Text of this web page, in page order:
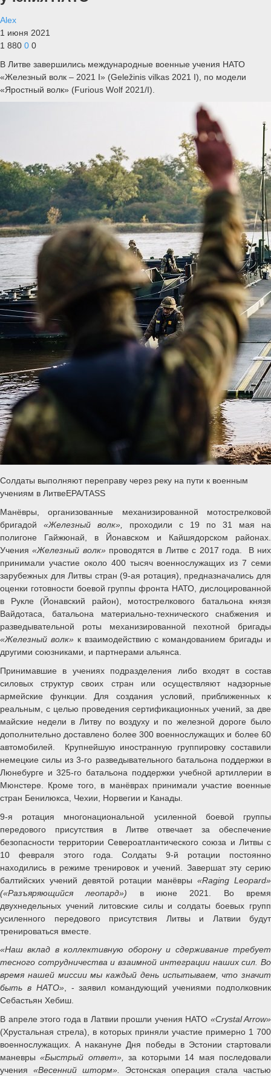
Alex
1 июня 2021
1 880 0 0
В Литве завершились международные военные учения НАТО
«Железный волк – 2021 I» (Geležinis vilkas 2021 I), по модели
«Яростный волк» (Furious Wolf 2021/I).
Солдаты выполняют переправу через реку на пути к военным
учениям в ЛитвеEPA/TASS
Манёвры, организованные механизированной мотострелковой
бригадой «Железный волк»,
проходили с 19 по 31 мая на
полигоне Гайжюнай, в Йонавском и Кайшядорском районах.
Учения «Железный волк»проводятся в Литве с 2017 года. В них
принимали участие около 400 тысяч военнослужащих из 7 семи
зарубежных для Литвы стран (9-ая ротация), предназначались для
оценки готовности боевой группы фронта НАТО, дислоцированной
в Рукле (Йонавский район), мотострелкового батальона князя
Вайдотаса, батальона материально-технического снабжения и
разведывательной роты механизированной пехотной бригады
«Железный волк»к взаимодействию с командованием бригады и
другими союзниками, и партнерами альянса.
Принимавшие в учениях подразделения либо входят в состав
силовых структур своих стран или осуществляют надзорные
армейские функции. Для создания условий, приближенных к
реальным, с целью проведения сертификационных учений, за две
майские недели в Литву по воздуху и по железной дороге было
дополнительно доставлено более 300 военнослужащих и более 60
автомобилей. Крупнейшую иностранную группировку составили
немецкие силы из 3-го разведывательного батальона поддержки в
Люнебурге и 325-го батальона поддержки учебной артиллерии в
Мюнстере. Кроме того, в манёврах принимали участие военные
стран Бенилюкса, Чехии, Норвегии и Канады.
9-я ротация многонациональной усиленной боевой группы
передового присутствия в Литве отвечает за обеспечение
безопасности территории Североатлантического союза и Литвы с
10 февраля этого года. Солдаты 9-й ротации постоянно
находились в режиме тренировок и учений. Завершат эту серию
балтийских учений девятой ротации манёвры «Raging Leopard»
(«Разъяряющийся леопард») в июне 2021. Во время
двухнедельных учений литовские силы и солдаты боевых групп
усиленного передового присутствия Литвы и Латвии будут
тренироваться вместе.
«Наш вклад в коллективную оборону и сдерживание требует
тесного сотрудничества и взаимной интеграции наших сил. Во
время нашей миссии мы каждый день испытываем, что значит
быть в НАТО», - заявил командующий учениями подполковник
Себастьян Хебиш.
В апреле этого года в Латвии прошли учения НАТО «Crystal Arrow»
(Хрустальная стрела), в которых приняли участие примерно 1 700
военнослужащих. А накануне Дня победы в Эстонии стартовали
маневры«Быстрый ответ», за которыми 14 мая последовали
учения «Весенний шторм». Эстонская операция стала частью